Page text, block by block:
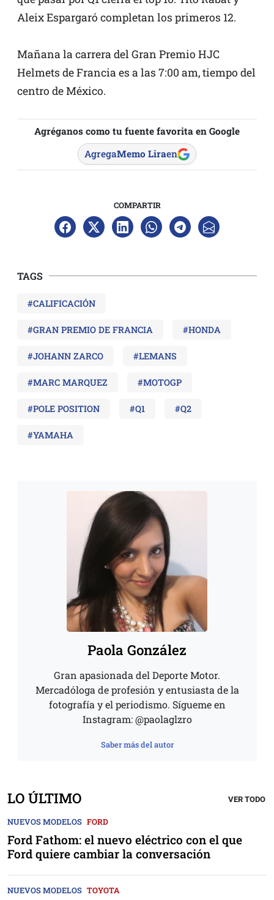
Aleix Espargaró completan los primeros 12.
Mañana la carrera del Gran Premio HJC
Helmets de Francia es a las 7:00 am, tiempo del
centro de México.
Agréganos como tu fuente favorita en Google
AgregaMemo Liraen
COMPARTIR
TAGS
#CALIFICACIÓN
#GRAN PREMIO DE FRANCIA #HONDA
#JOHANN ZARCO #LEMANS
#MARC MARQUEZ #MOTOGP
#POLE POSITION #Q1 #Q2
#YAMAHA
Paola González
Gran apasionada del Deporte Motor.
Mercadóloga de profesión y entusiasta de la
fotografía y el periodismo. Sígueme en
Instagram: @paolaglzro
Saber más del autor
LO ÚLTIMO VER TODO
NUEVOS MODELOS FORD
Ford Fathom: el nuevo eléctrico con el que
Ford quiere cambiar la conversación
NUEVOS MODELOS TOYOTA